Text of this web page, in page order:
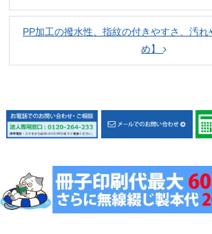
PP加工の撥水性、指紋の付きやすさ、汚れ
め】